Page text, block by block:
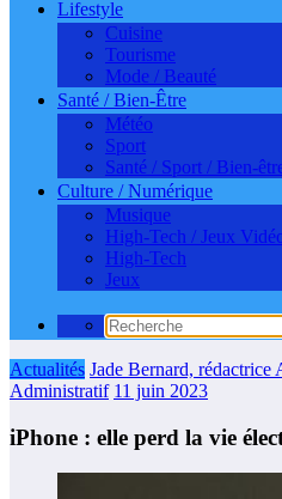
Lifestyle
Cuisine
Tourisme
Mode / Beauté
Santé / Bien-Être
Météo
Sport
Santé / Sport / Bien-
Culture / Numérique
Musique
High-Tech / Jeux
High-Tech
Jeux
Actualités Jade Bernard,
Administratif 11 juin 2023
iPhone : elle perd la vie